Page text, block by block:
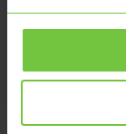
ceny
příliš